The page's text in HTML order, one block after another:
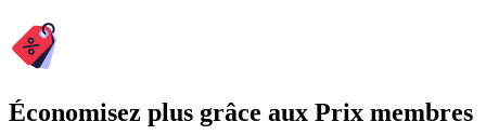
Économisez plus grâce aux Prix membres